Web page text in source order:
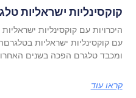
קוקסינליות ישראליות
עם קוקסינליות ישראליות
ומכבד טלגרם הפכה בשנים
קראו עוד